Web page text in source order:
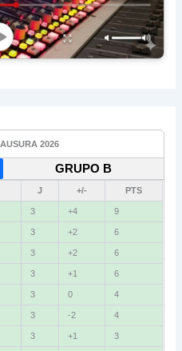
2026
GRUPO B
J +/- PTS
3 +4 9
3 +2 6
3 +2 6
3 +1 6
3 0 4
3 -2 4
3 +1 3